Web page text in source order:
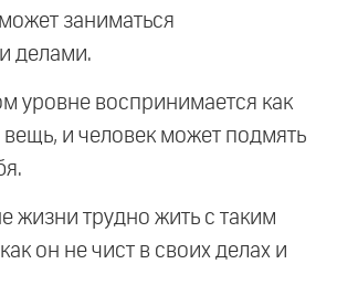
заниматься
делами.
уровне воспринимается как
вещь, и человек может подмять
жизни трудно жить с таким
он не чист в своих делах и